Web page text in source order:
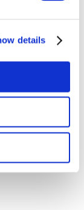
details